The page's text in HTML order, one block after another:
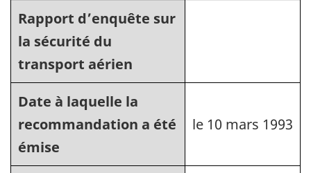
Rapport d’enquête sur
la sécurité du
transport aérien
Date à laquelle la
recommandation a été
émise
le 10 mars 1993